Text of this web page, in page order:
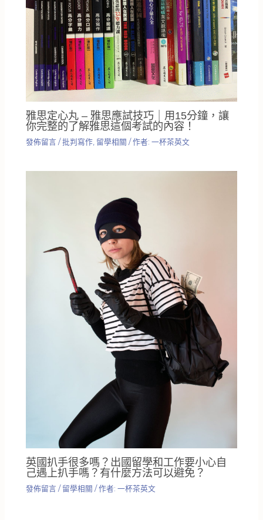
雅思定心丸 – 雅思應試技巧｜用15分鐘，讓
你完整的了解雅思這個考試的內容！
發佈留言 /批判寫作, 留學相關 / 作者:一杯茶英文
英國扒手很多嗎？出國留學和工作要小心自
己遇上扒手嗎？有什麼方法可以避免？
發佈留言 / 留學相關 / 作者:一杯茶英文